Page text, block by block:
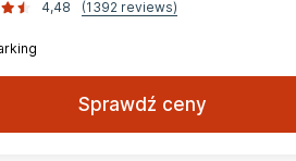
4,48
(1392 reviews)
Sprawdź ceny